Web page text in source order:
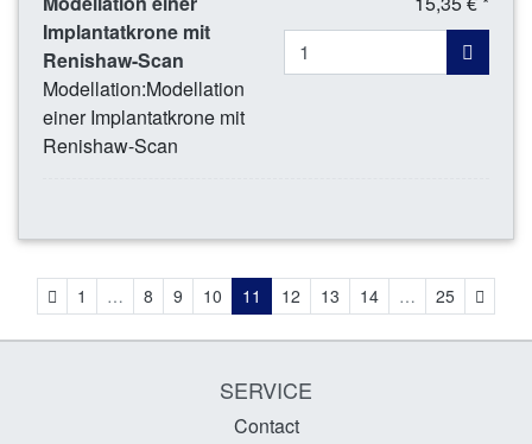
Implantatkrone mit
Renishaw-Scan
Modellation:Modellation
einer Implantatkrone mit
Renishaw-Scan
Previous
1 … 8 9 10 11 12 13 14 … 25
SERVICE
Contact